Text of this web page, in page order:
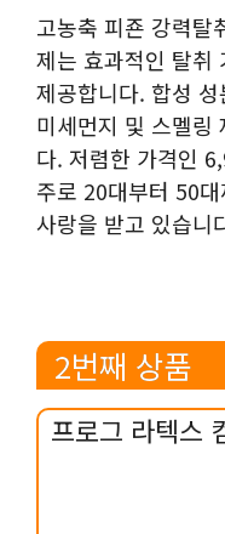
고농축 피죤 강력탈
제는 효과적인 탈취
제공합니다. 합성
미세먼지 및 스멜링
다. 저렴한 가격인
주로 20대부터 50
사랑을 받고 있습니
2번째 상품
프로그 라텍스